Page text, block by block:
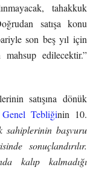
tahakkuk
satışa konu
son beş yıl için
edilecektir.”
satışına dönük
Tebliğinin 10.
sahiplerinin başvuru
sonuçlandırılır.
kalıp kalmadığı